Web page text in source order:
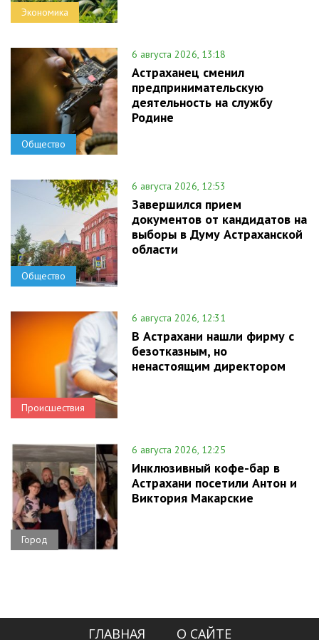
Экономика
Общество
6 августа 2026, 13:18
Астраханец сменил
предпринимательскую
деятельность на службу
Родине
Общество
6 августа 2026, 12:53
Завершился прием
документов от кандидатов на
выборы в Думу Астраханской
области
Происшествия
6 августа 2026, 12:31
В Астрахани нашли фирму с
безотказным, но
ненастоящим директором
Город
6 августа 2026, 12:25
Инклюзивный кофе-бар в
Астрахани посетили Антон и
Виктория Макарские
ГЛАВНАЯ О САЙТЕ